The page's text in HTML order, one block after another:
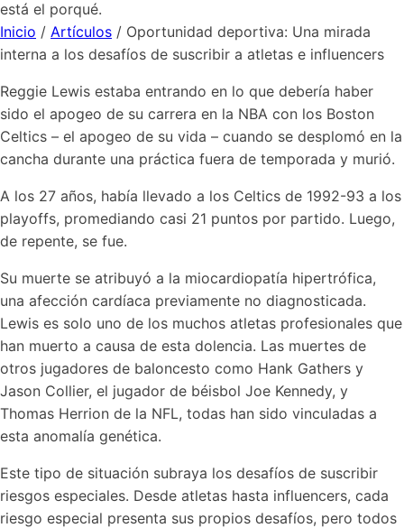
está el porqué.
Inicio / Artículos / Oportunidad deportiva: Una mirada
interna a los desafíos de suscribir a atletas e influencers
Reggie Lewis estaba entrando en lo que debería haber
sido el apogeo de su carrera en la NBA con los Boston
Celtics – el apogeo de su vida – cuando se desplomó en la
cancha durante una práctica fuera de temporada y murió.
A los 27 años, había llevado a los Celtics de 1992-93 a los
playoffs, promediando casi 21 puntos por partido. Luego,
de repente, se fue.
Su muerte se atribuyó a la miocardiopatía hipertrófica,
una afección cardíaca previamente no diagnosticada.
Lewis es solo uno de los muchos atletas profesionales que
han muerto a causa de esta dolencia. Las muertes de
otros jugadores de baloncesto como Hank Gathers y
Jason Collier, el jugador de béisbol Joe Kennedy, y
Thomas Herrion de la NFL, todas han sido vinculadas a
esta anomalía genética.
Este tipo de situación subraya los desafíos de suscribir
riesgos especiales. Desde atletas hasta influencers, cada
riesgo especial presenta sus propios desafíos, pero todos